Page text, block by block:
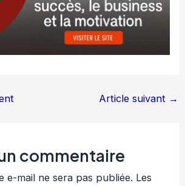
Article suivant →
commentaire
e-mail ne sera pas publiée. Les